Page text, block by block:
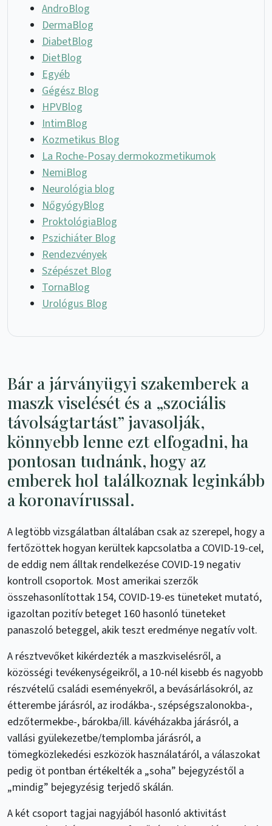
Bár a járványügyi szakemberek a
maszk viselését és a „szociális
távolságtartást” javasolják,
könnyebb lenne ezt elfogadni, ha
pontosan tudnánk, hogy az
emberek hol találkoznak leginkább
a koronavírussal.
A legtöbb vizsgálatban általában csak az szerepel, hogy a
fertőzöttek hogyan kerültek kapcsolatba a COVID-19-cel,
de eddig nem álltak rendelkezése COVID-19 negativ
kontroll csoportok. Most amerikai szerzők
összehasonlítottak 154, COVID-19-es tüneteket mutató,
igazoltan pozitív beteget 160 hasonló tüneteket
panaszoló beteggel, akik teszt eredménye negatív volt.
A résztvevőket kikérdezték a maszkviselésről, a
közösségi tevékenységeikről, a 10-nél kisebb és nagyobb
részvételű családi eseményekről, a bevásárlásokról, az
étterembe járásról, az irodákba-, szépségszalonokba-,
edzőtermekbe-, bárokba/ill. kávéházakba járásról, a
vallási gyülekezetbe/templomba járásról, a
tömegközlekedési eszközök használatáról, a válaszokat
pedig öt pontban értékelték a „soha” bejegyzéstől a
„mindig” bejegyzésig terjedő skálán.
A két csoport tagjai nagyjából hasonló aktivitást
AndroBlog
DermaBlog
DiabetBlog
DietBlog
Egyéb
Gégész Blog
HPVBlog
IntimBlog
Kozmetikus Blog
La Roche-Posay dermokozmetikumok
NemiBlog
Neurológia blog
NőgyógyBlog
ProktológiaBlog
Pszichiáter Blog
Rendezvények
Szépészet Blog
TornaBlog
Urológus Blog